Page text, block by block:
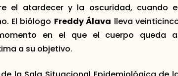
el atardecer y la oscuridad, cuando
El biólogo Freddy Álava lleva
en el que el cuerpo queda
a su objetivo.